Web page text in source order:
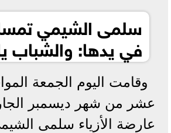
سلمى الشيمي
في يدها: والشباب
وقامت اليوم الجمعة
عارضة الأزياء سلمى